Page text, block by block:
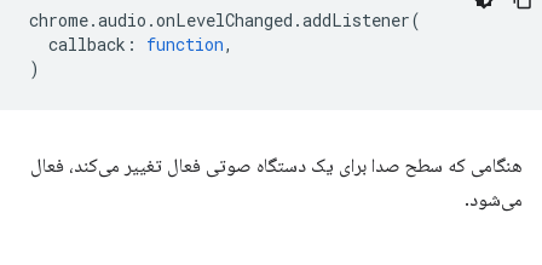
chrome.audio .onLevelChanged .addListener(
callback : function,
)
هنگامی که سطح صدا برای یک دستگاه صوتی فعال تغییر می‌کند، فعال
می‌شود.